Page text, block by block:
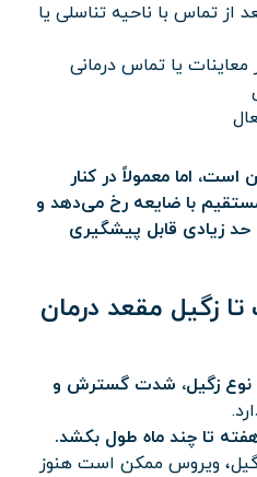
تماس با ناحیه تناسلی یا
یا تماس درمانی
اما معمولاً در کنار
با ضایعه رخ می‌دهد و
زیادی قابل پیشگیری
زگیل مقعد درمان
نوع زگیل، شدت گسترش و
ویروس ممکن است هنوز